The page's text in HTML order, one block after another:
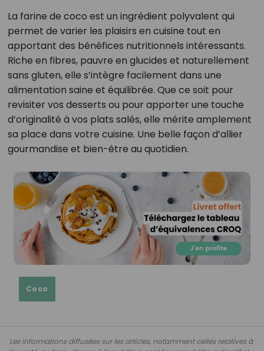
La farine de coco est un ingrédient polyvalent qui
permet de varier les plaisirs en cuisine tout en
apportant des bénéfices nutritionnels intéressants.
Riche en fibres, pauvre en glucides et naturellement
sans gluten, elle s’intègre facilement dans une
alimentation saine et équilibrée. Que ce soit pour
revisiter vos desserts ou pour apporter une touche
d’originalité à vos plats salés, elle mérite amplement
sa place dans votre cuisine. Une belle façon d’allier
gourmandise et bien-être au quotidien.
Coco
Les informations diffusées sur les articles, notamment celles relatives à